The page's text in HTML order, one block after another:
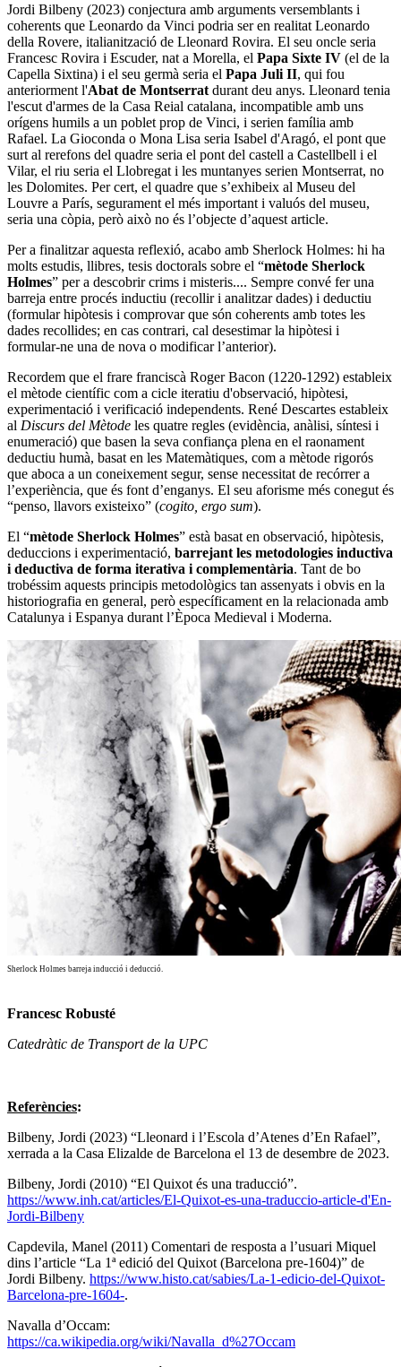
Jordi Bilbeny (2023) conjectura amb arguments versemblants i
coherents que Leonardo da Vinci podria ser en realitat Leonardo
della Rovere, italianització de Lleonard Rovira. El seu oncle seria
Francesc Rovira i Escuder, nat a Morella, el Papa Sixte IV (el de la
Capella Sixtina) i el seu germà seria el Papa Juli II, qui fou
anteriorment l'Abat de Montserrat durant deu anys. Lleonard tenia
l'escut d'armes de la Casa Reial catalana, incompatible amb uns
orígens humils a un poblet prop de Vinci, i serien família amb
Rafael. La Gioconda o Mona Lisa seria Isabel d'Aragó, el pont que
surt al rerefons del quadre seria el pont del castell a Castellbell i el
Vilar, el riu seria el Llobregat i les muntanyes serien Montserrat, no
les Dolomites. Per cert, el quadre que s’exhibeix al Museu del
Louvre a París, segurament el més important i valuós del museu,
seria una còpia, però això no és l’objecte d’aquest article.
Per a finalitzar aquesta reflexió, acabo amb Sherlock Holmes: hi ha
molts estudis, llibres, tesis doctorals sobre el “mètode Sherlock
Holmes” per a descobrir crims i misteris.... Sempre convé fer una
barreja entre procés inductiu (recollir i analitzar dades) i deductiu
(formular hipòtesis i comprovar que són coherents amb totes les
dades recollides; en cas contrari, cal desestimar la hipòtesi i
formular-ne una de nova o modificar l’anterior).
Recordem que el frare franciscà Roger Bacon (1220-1292) estableix
el mètode científic com a cicle iteratiu d'observació, hipòtesi,
experimentació i verificació independents. René Descartes estableix
al Discurs del Mètode les quatre regles (evidència, anàlisi, síntesi i
enumeració) que basen la seva confiança plena en el raonament
deductiu humà, basat en les Matemàtiques, com a mètode rigorós
que aboca a un coneixement segur, sense necessitat de recórrer a
l’experiència, que és font d’enganys. El seu aforisme més conegut és
“penso, llavors existeixo” (cogito, ergo sum).
El “mètode Sherlock Holmes” està basat en observació, hipòtesis,
deduccions i experimentació, barrejant les metodologies inductiva
i deductiva de forma iterativa i complementària. Tant de bo
trobéssim aquests principis metodològics tan assenyats i obvis en la
historiografia en general, però específicament en la relacionada amb
Catalunya i Espanya durant l’Època Medieval i Moderna.
Sherlock Holmes barreja inducció i deducció.
Francesc Robusté
Catedràtic de Transport de la UPC
Referències:
Bilbeny, Jordi (2023) “Lleonard i l’Escola d’Atenes d’En Rafael”,
xerrada a la Casa Elizalde de Barcelona el 13 de desembre de 2023.
Bilbeny, Jordi (2010) “El Quixot és una traducció”.
https://www.inh.cat/articles/El-Quixot-es-una-traduccio-article-d'En-
Jordi-Bilbeny
Capdevila, Manel (2011) Comentari de resposta a l’usuari Miquel
dins l’article “La 1ª edició del Quixot (Barcelona pre-1604)” de
Jordi Bilbeny. https://www.histo.cat/sabies/La-1-edicio-del-Quixot-
Barcelona-pre-1604-.
Navalla d’Occam:
https://ca.wikipedia.org/wiki/Navalla_d%27Occam